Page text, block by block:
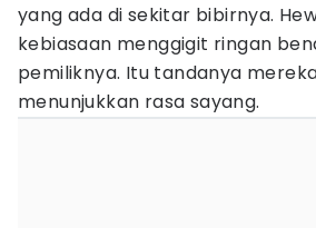
yang ada di sekitar bibirnya.
kebiasaan menggigit ringan
pemiliknya. Itu tandanya
menunjukkan rasa sayang.